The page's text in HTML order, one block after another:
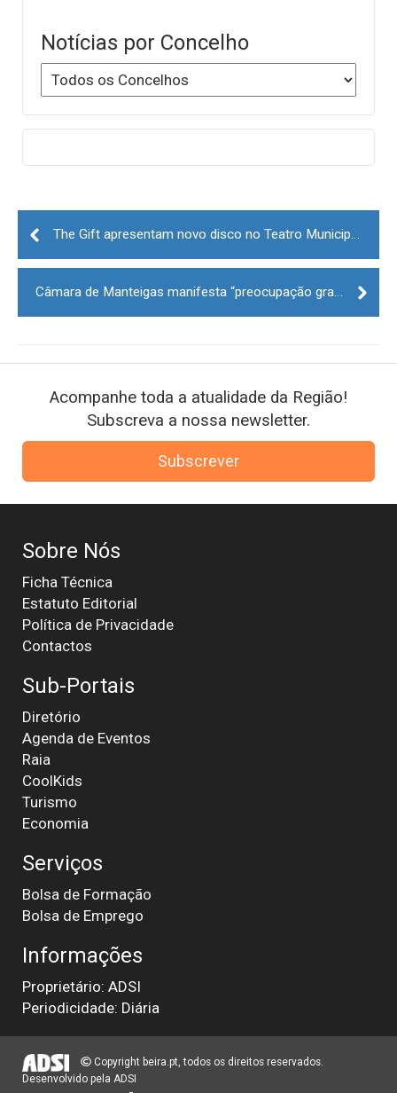
Notícias por Concelho
Post
navigation
The Gift apresentam novo disco no Teatro Municipal da Guarda
Câmara de Manteigas manifesta “preocupação grande” pelo corte da EN338
Acompanhe toda a atualidade da Região!
Subscreva a nossa newsletter.
Subscrever
Sobre Nós
Ficha Técnica
Estatuto Editorial
Política de Privacidade
Contactos
Sub-Portais
Diretório
Agenda de Eventos
Raia
CoolKids
Turismo
Economia
Serviços
Bolsa de Formação
Bolsa de Emprego
Informações
Proprietário: ADSI
Periodicidade: Diária
Copyright beira.pt, todos os direitos reservados.
Desenvolvido pela ADSI